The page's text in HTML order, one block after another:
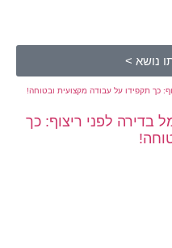
נושא >
בדירה לפני ריצוף: כך